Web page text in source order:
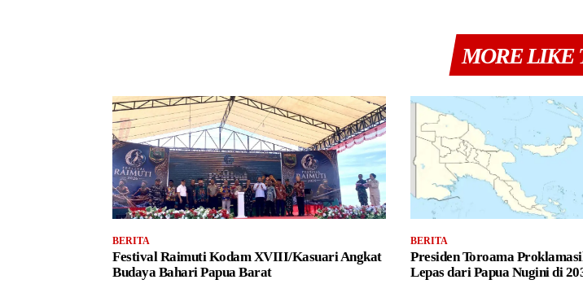
MORE LIKE
BERITA
Festival Raimuti Kodam XVIII/Kasuari Angkat
Budaya Bahari Papua Barat
BERITA
Presiden Toroama
Lepas dari Papua Nugini di